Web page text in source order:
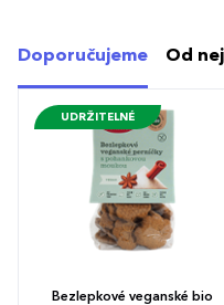
Doporučujeme Od
UDRŽITELNÉ
Bezlepkové veganské bio